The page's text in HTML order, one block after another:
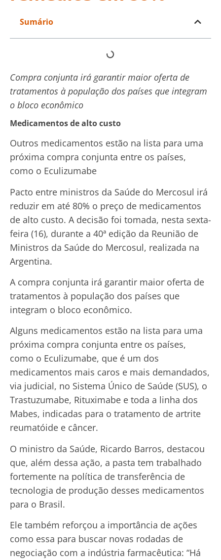
Sumário
Compra conjunta irá garantir maior oferta de
tratamentos à população dos países que integram
o bloco econômico
Medicamentos de alto custo
Outros medicamentos estão na lista para uma
próxima compra conjunta entre os países,
como o Eculizumabe
Pacto entre ministros da Saúde do Mercosul irá
reduzir em até 80% o preço de medicamentos
de alto custo. A decisão foi tomada, nesta sexta-
feira (16), durante a 40ª edição da Reunião de
Ministros da Saúde do Mercosul, realizada na
Argentina.
A compra conjunta irá garantir maior oferta de
tratamentos à população dos países que
integram o bloco econômico.
Alguns medicamentos estão na lista para uma
próxima compra conjunta entre os países,
como o Eculizumabe, que é um dos
medicamentos mais caros e mais demandados,
via judicial, no Sistema Único de Saúde (SUS), o
Trastuzumabe, Rituximabe e toda a linha dos
Mabes, indicadas para o tratamento de artrite
reumatóide e câncer.
O ministro da Saúde, Ricardo Barros, destacou
que, além dessa ação, a pasta tem trabalhado
fortemente na política de transferência de
tecnologia de produção desses medicamentos
para o Brasil.
Ele também reforçou a importância de ações
como essa para buscar novas rodadas de
negociação com a indústria farmacêutica: “Há